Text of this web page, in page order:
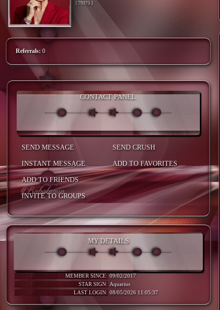
[ 79375 ]
Referrals: 0
CONTACT PANEL
SEND MESSAGE
INSTANT MESSAGE
ADD TO FRIENDS
INVITE TO GROUPS
SEND CRUSH
ADD TO FAVORITES
MY DETAILS
MEMBER SINCE: 09/02/2017
STAR SIGN: Aquarius
LAST LOGIN: 08/05/2026 11:05:37